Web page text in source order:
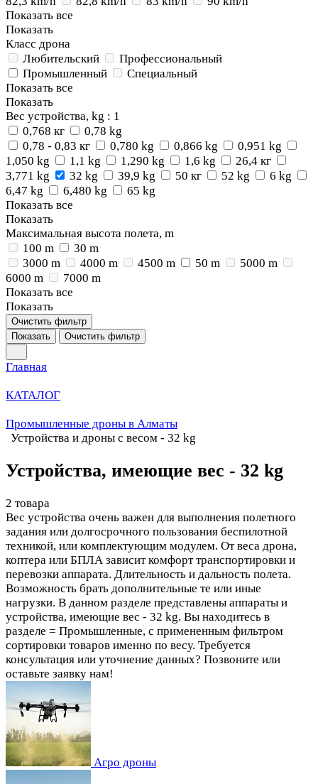
Показать все
Показать
Класс дрона
Любительский
Профессиональный
Промышленный
Специальный
Показать все
Показать
Вес устройства, kg : 1
0,768 кг
0,78 kg
0,78 - 0,83 кг
0,780 kg 0,866 kg
0,951 kg
1,050 kg
1,1 kg 1,290 kg 1,6 kg
26,4 кг
3,771 kg
32 kg 39,9 kg 50 кг 52 kg
6 kg
6,47 kg
6,480 kg
65 kg
Показать все
Показать
Максимальная высота полета, m
100 m
30 m
3000 m
4000 m 4500 m 50 m
5000 m
6000 m
7000 m
Показать все
Показать
Очистить фильтр
Показать
Очистить фильтр
Главная
КАТАЛОГ
Промышленные дроны в Алматы
Устройства и дроны с весом - 32 kg
Устройства, имеющие вес - 32 kg
2 товара
Вес устройства очень важен для выполнения полетного
задания или долгосрочного пользования беспилотной
техникой, или комплектующим модулем. От веса дрона,
коптера или БПЛА зависит комфорт транспортировки и
перевозки аппарата. Длительность и дальность полета.
Возможность брать дополнительные те или иные
нагрузки. В данном разделе представлены аппараты и
устройства, имеющие вес - 32 kg. Вы находитесь в
разделе = Промышленные, с примененным фильтром
сортировки товаров именно по весу. Требуется
консультация или уточнение данных? Позвоните или
оставьте заявку нам!
Агро дроны